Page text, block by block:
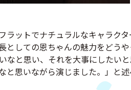
ットでナチュラルなキャラク
しての恩ちゃんの魅力をどう
なと思い、それを大事にしたい
思いながら演じました。」と述